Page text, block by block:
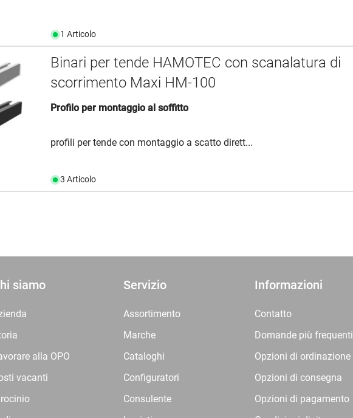
1 Articolo
Binari per tende HAMOTEC con scanalatura di
scorrimento Maxi HM-100
Profilo per montaggio al soffitto
profili per tende con montaggio a scatto dirett...
3 Articolo
siamo
alla OPO
vacanti
Servizio
Assortimento
Marche
Cataloghi
Configuratori
Consulente
Informazioni
Contatto
Domande più frequenti
Opzioni di ordinazione
Opzioni di consegna
Opzioni di pagamento